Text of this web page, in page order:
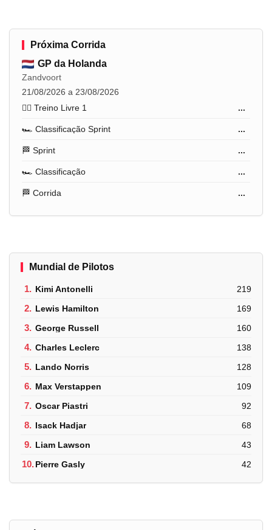
Próxima Corrida
GP da Holanda
Zandvoort
21/08/2026 a 23/08/2026
🏋️‍♂️ Treino Livre 1
...
🏎️ Classificação Sprint ...
🏁 Sprint ...
🏎️ Classificação ...
🏁 Corrida ...
Mundial de Pilotos
1. Kimi Antonelli 219
2. Lewis Hamilton 169
3. George Russell 160
4. Charles Leclerc 138
5. Lando Norris 128
6. Max Verstappen 109
7. Oscar Piastri 92
8. Isack Hadjar 68
9. Liam Lawson 43
10.Pierre Gasly 42